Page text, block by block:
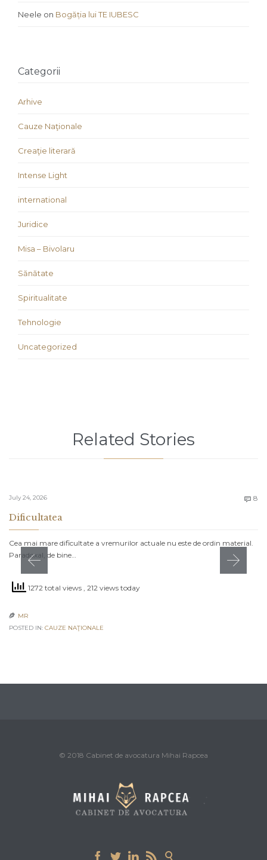
Neele on Bogăția lui TE IUBESC
Categorii
Arhive
Cauze Naţionale
Creaţie literară
Intense Light
international
Juridice
Misa – Bivolaru
Sănătate
Spiritualitate
Tehnologie
Uncategorized
Related Stories
July 24, 2026  8
Dificultatea
Cea mai mare dificultate a vremurilor actuale nu este de ordin material.
Paradoxal, de bine…
1272 total views , 212 views today
 MR
POSTED IN: CAUZE NAŢIONALE
© 2018 Cabinet de avocatura Mihai Rapcea
    